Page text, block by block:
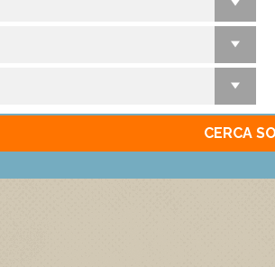
CERCA